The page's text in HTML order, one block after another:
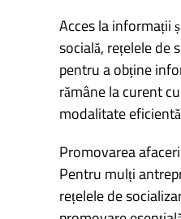
Acces la informații
socială, rețelele de
pentru a obține
rămâne la curent
modalitate
Promovarea
Pentru mulți
rețelele de